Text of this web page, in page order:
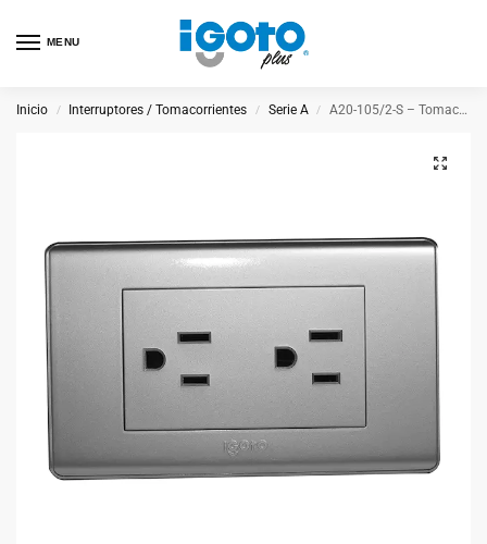
MENU
Inicio / Interruptores / Tomacorrientes / Serie A / A20-105/2-S – Tomacorriente Doble con Tierra Plateado